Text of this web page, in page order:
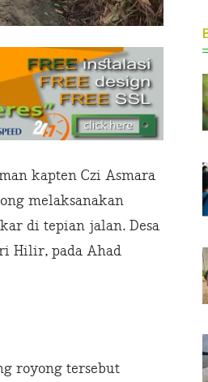
kapten Czi Asmara
melaksanakan
di tepian jalan. Desa
Hilir, pada Ahad
royong tersebut